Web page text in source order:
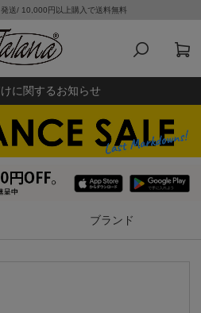
送/ 10,000円以上購入で送料無料
に関するお知らせ
ブランド